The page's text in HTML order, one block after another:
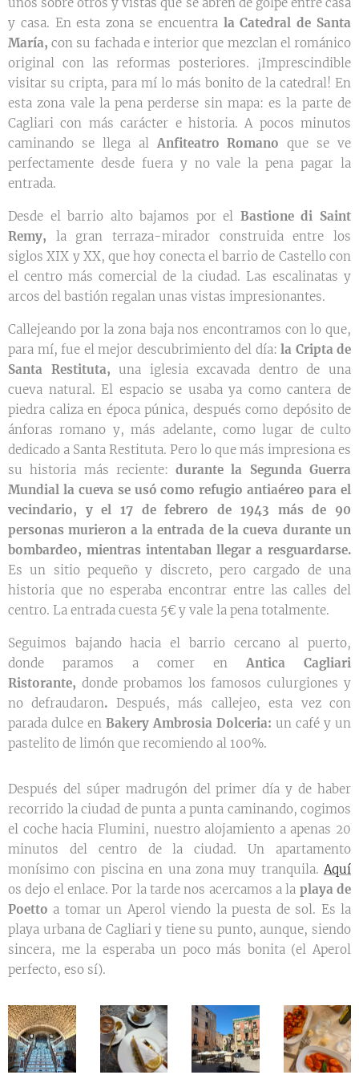
y casa. En esta zona se encuentra la Catedral de Santa
María, con su fachada e interior que mezclan el románico
original con las reformas posteriores. ¡Imprescindible
visitar su cripta, para mí lo más bonito de la catedral! En
esta zona vale la pena perderse sin mapa: es la parte de
Cagliari con más carácter e historia. A pocos minutos
caminando se llega al Anfiteatro Romano que se ve
perfectamente desde fuera y no vale la pena pagar la
entrada.
Desde el barrio alto bajamos por el Bastione di Saint
Remy, la gran terraza-mirador construida entre los
siglos XIX y XX, que hoy conecta el barrio de Castello con
el centro más comercial de la ciudad. Las escalinatas y
arcos del bastión regalan unas vistas impresionantes.
Callejeando por la zona baja nos encontramos con lo que,
para mí, fue el mejor descubrimiento del día: la Cripta de
Santa Restituta, una iglesia excavada dentro de una
cueva natural. El espacio se usaba ya como cantera de
piedra caliza en época púnica, después como depósito de
ánforas romano y, más adelante, como lugar de culto
dedicado a Santa Restituta. Pero lo que más impresiona es
su historia más reciente:durante la Segunda Guerra
Mundial la cueva se usó como refugio antiaéreo para el
vecindario, y el 17 de febrero de 1943 más de 90
personas murieron a la entrada de la cueva durante un
bombardeo, mientras intentaban llegar a resguardarse.
Es un sitio pequeño y discreto, pero cargado de una
historia que no esperaba encontrar entre las calles del
centro. La entrada cuesta 5€ y vale la pena totalmente.
Seguimos bajando hacia el barrio cercano al puerto,
donde paramos a comer en Antica Cagliari
Ristorante, donde probamos los famosos culurgiones y
no defraudaron. Después, más callejeo, esta vez con
parada dulce en Bakery Ambrosia Dolceria: un café y un
pastelito de limón que recomiendo al 100%.
Después del súper madrugón del primer día y de haber
recorrido la ciudad de punta a punta caminando, cogimos
el coche hacia Flumini, nuestro alojamiento a apenas 20
minutos del centro de la ciudad. Un apartamento
monísimo con piscina en una zona muy tranquila. Aquí
os dejo el enlace. Por la tarde nos acercamos a la playa de
Poetto a tomar un Aperol viendo la puesta de sol. Es la
playa urbana de Cagliari y tiene su punto, aunque, siendo
sincera, me la esperaba un poco más bonita (el Aperol
perfecto, eso sí).